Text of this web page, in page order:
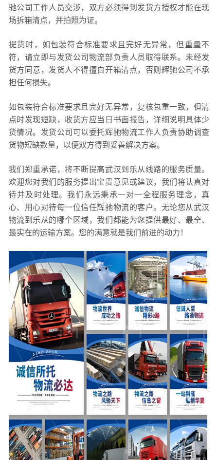
驰公司工作人员交涉，双方必须得到发货方授权才能在现
场拆箱清点，并拍照为证。
提货时，如包装符合标准要求且完好无异常，但重量不
符，请立即与发货公司物流部负责人员取得联系。未经发
货方同意，发货人不得擅自开箱清点，否则辉驰公司不承
担任何损失。
如包装符合标准要求且完好无异常，复核包重一致，但清
点时发现短缺，收货方应当日书面报告，详细说明具体少
货情况。发货公司可以委托辉驰物流工作人负责协助调查
货物短缺数量，以便双方得到妥善解决方案。
我们郑重承诺，将不断提高武汉到乐从线路的服务质量。
欢迎您对我们的服务提出宝贵意见或建议，我们将认真对
待并及时处理。我们永远秉承一对一全程服务理念，真
心、用心对待每一位信任辉驰物流的客户。无论您从武汉
物流到乐从的哪个区域，我们都能为您提供最好、最全、
最实在的运输方案。您的满意就是我们前进的动力！